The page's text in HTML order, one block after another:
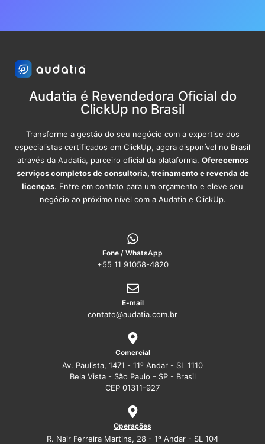
Audatia é Revendedora Oficial do
ClickUp no Brasil
Transforme a gestão do seu negócio com a expertise dos
especialistas certificados em ClickUp, agora disponível no Brasil
através da Audatia, parceiro oficial da plataforma. Oferecemos
serviços completos de consultoria, treinamento e revenda de
licenças. Entre em contato para um orçamento e eleve seu
negócio ao próximo nível com a Audatia e ClickUp.
Fone / WhatsApp
+55 11 91058-4820
E-mail
contato@audatia.com.br
Comercial
Av. Paulista, 1471 - 11º Andar - SL 1110
Bela Vista - São Paulo - SP - Brasil
CEP 01311-927
Operações
R. Nair Ferreira Martins, 28 - 1º Andar - SL 104